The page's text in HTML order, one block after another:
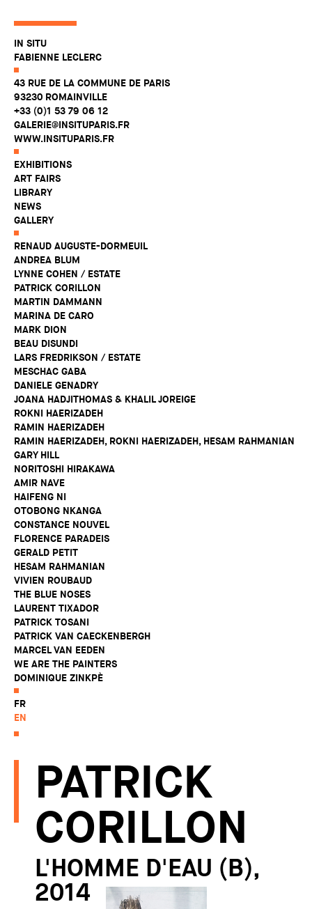
IN SITU
FABIENNE LECLERC
43 RUE DE LA COMMUNE DE PARIS
93230 ROMAINVILLE
+33 (0)1 53 79 06 12
GALERIE@INSITUPARIS.FR
WWW.INSITUPARIS.FR
EXHIBITIONS
ART FAIRS
LIBRARY
NEWS
GALLERY
RENAUD AUGUSTE-DORMEUIL
ANDREA BLUM
LYNNE COHEN / ESTATE
PATRICK CORILLON
MARTIN DAMMANN
MARINA DE CARO
MARK DION
BEAU DISUNDI
LARS FREDRIKSON / ESTATE
MESCHAC GABA
DANIELE GENADRY
JOANA HADJITHOMAS & KHALIL JOREIGE
ROKNI HAERIZADEH
RAMIN HAERIZADEH
RAMIN HAERIZADEH, ROKNI HAERIZADEH, HESAM RAHMANIAN
GARY HILL
NORITOSHI HIRAKAWA
AMIR NAVE
HAIFENG NI
OTOBONG NKANGA
CONSTANCE NOUVEL
FLORENCE PARADEIS
GERALD PETIT
HESAM RAHMANIAN
VIVIEN ROUBAUD
THE BLUE NOSES
LAURENT TIXADOR
PATRICK TOSANI
PATRICK VAN CAECKENBERGH
MARCEL VAN EEDEN
WE ARE THE PAINTERS
DOMINIQUE ZINKPÈ
FR
EN
PATRICK
CORILLON
L'HOMME D'EAU (B),
2014